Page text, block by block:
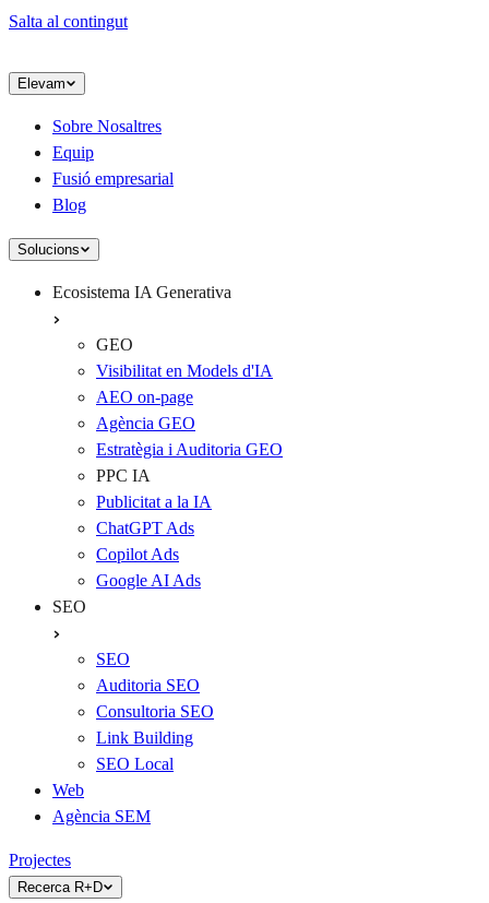
Salta al contingut
Elevam
Sobre Nosaltres
Equip
Fusió empresarial
Blog
Solucions
Ecosistema IA Generativa
GEO
Visibilitat en Models d'IA
AEO on-page
Agència GEO
Estratègia i Auditoria GEO
PPC IA
Publicitat a la IA
ChatGPT Ads
Copilot Ads
Google AI Ads
SEO
SEO
Auditoria SEO
Consultoria SEO
Link Building
SEO Local
Web
Agència SEM
Projectes
Recerca R+D